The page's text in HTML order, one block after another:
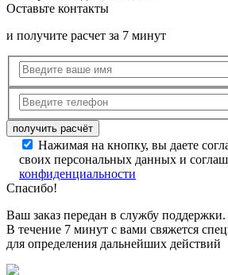
Оставьте контакты
и получите расчет за 7 минут
Нажимая на кнопку, вы даете
своих персональных данных и
конфиденциальности
Спасибо!
Ваш заказ передан в службу поддержки.
В течение 7 минут с вами свяжется
для определения дальнейших действий